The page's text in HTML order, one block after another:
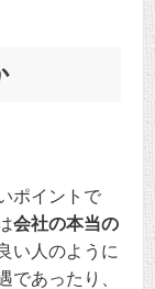
ポイントで
会社の本当の
い人のように
であったり、